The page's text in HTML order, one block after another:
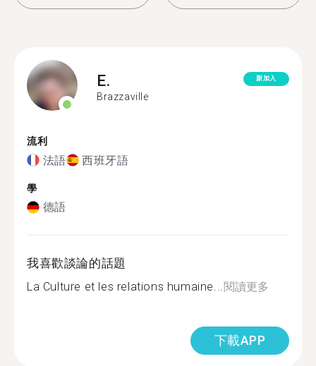
E.
Brazzaville
新加入
流利
法語 西班牙語
學
德語
我喜歡談論的話題
La Culture et les relations humaine...閱讀更多
下載APP